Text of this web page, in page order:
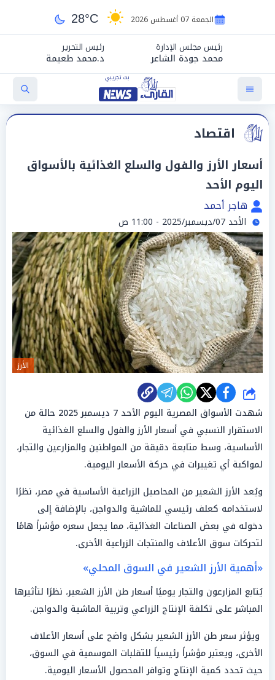
الجمعة 07 أغسطس 2026 28°C
رئيس مجلس الإدارة
محمد جودة الشاعر
رئيس التحرير
د.محمد طعيمة
اقتصاد
أسعار الأرز والفول والسلع الغذائية بالأسواق
اليوم الأحد
هاجر أحمد
الأحد 07/ديسمبر/2025 - 11:00 ص
الأرز
شارك
شهدت الأسواق المصرية اليوم الأحد 7 ديسمبر 2025 حالة من
الاستقرار النسبي في أسعار الأرز والفول والسلع الغذائية
الأساسية، وسط متابعة دقيقة من المواطنين والمزارعين والتجار،
لمواكبة أي تغييرات في حركة الأسعار اليومية.
ويُعد الأرز الشعير من المحاصيل الزراعية الأساسية في مصر، نظرًا
لاستخدامه كعلف رئيسي للماشية والدواجن، بالإضافة إلى
دخوله في بعض الصناعات الغذائية، مما يجعل سعره مؤشراً هامًا
لتحركات سوق الأعلاف والمنتجات الزراعية الأخرى.
«أهمية الأرز الشعير في السوق المحلي»
يُتابع المزارعون والتجار يوميًا أسعار طن الأرز الشعير، نظرًا لتأثيرها
المباشر على تكلفة الإنتاج الزراعي وتربية الماشية والدواجن.
ويؤثر سعر طن الأرز الشعير بشكل واضح على أسعار الأعلاف
الأخرى، ويعتبر مؤشراً رئيسياً للتقلبات الموسمية في السوق،
حيث تحدد كمية الإنتاج وتوافر المحصول الأسعار اليومية.